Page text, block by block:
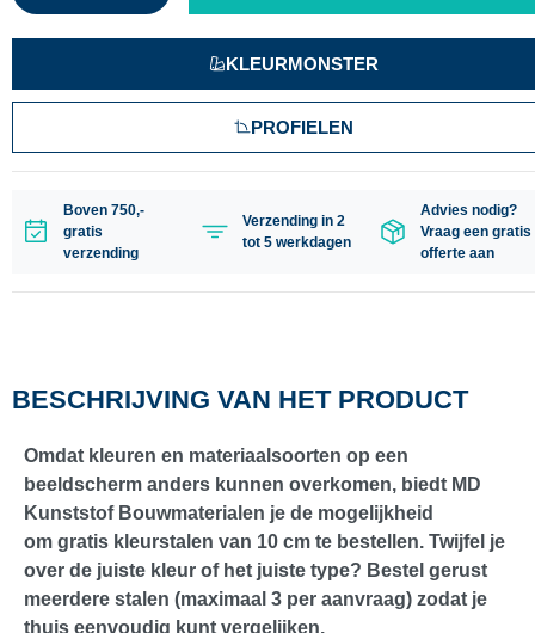
KLEURMONSTER
PROFIELEN
Boven 750,-
gratis
verzending
Verzending in 2
tot 5 werkdagen
Advies nodig?
Vraag een gratis
offerte aan
BESCHRIJVING VAN HET PRODUCT
Omdat kleuren en materiaalsoorten op een
beeldscherm anders kunnen overkomen, biedt MD
Kunststof Bouwmaterialen je de mogelijkheid
om gratis kleurstalen van 10 cm te bestellen. Twijfel je
over de juiste kleur of het juiste type? Bestel gerust
meerdere stalen (maximaal 3 per aanvraag) zodat je
thuis eenvoudig kunt vergelijken.